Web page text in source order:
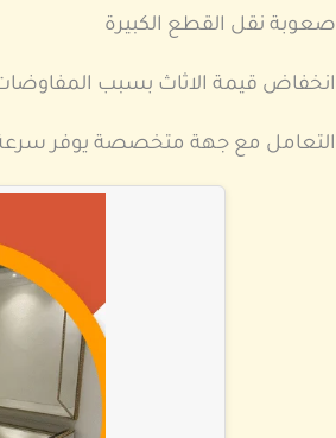
صعوبة نقل القطع الكبيرة
انخفاض قيمة الاثاث بسبب
التعامل مع جهة متخصصة يوفر سرعة